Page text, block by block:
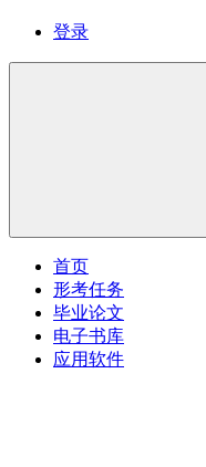
登录
首页
形考任务
毕业论文
电子书库
应用软件